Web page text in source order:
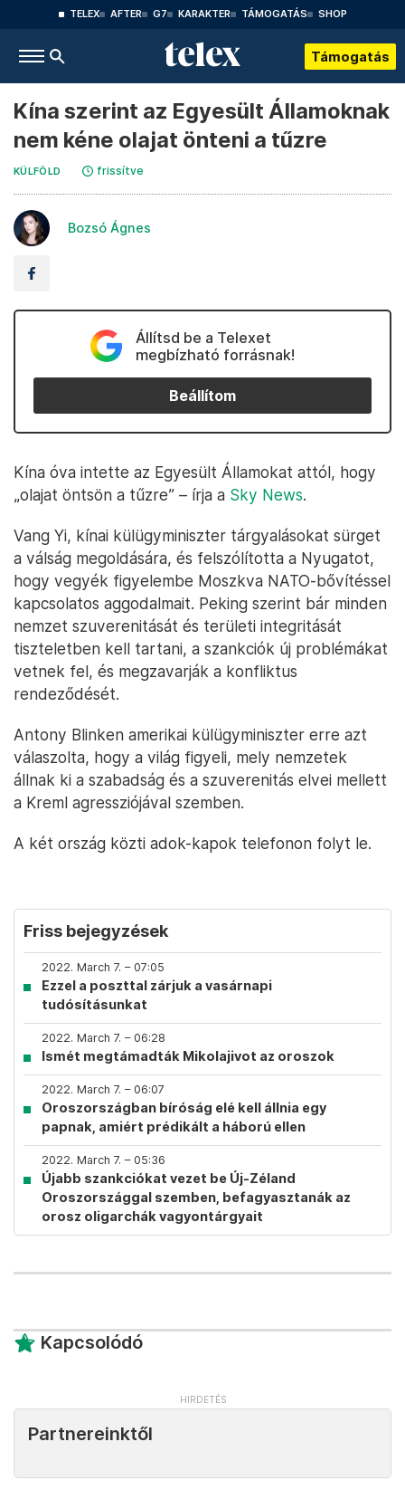
TELEX AFTER G7 KARAKTER TÁMOGATÁS SHOP
Támogatás
Kína szerint az Egyesült Államoknak
nem kéne olajat önteni a tűzre
KÜLFÖLD frissítve
Bozsó Ágnes
Állítsd be a Telexet
megbízható forrásnak!
Beállítom
Kína óva intette az Egyesült Államokat attól, hogy
„olajat öntsön a tűzre” – írja a Sky News.
Vang Yi, kínai külügyminiszter tárgyalásokat sürget
a válság megoldására, és felszólította a Nyugatot,
hogy vegyék figyelembe Moszkva NATO-bővítéssel
kapcsolatos aggodalmait. Peking szerint bár minden
nemzet szuverenitását és területi integritását
tiszteletben kell tartani, a szankciók új problémákat
vetnek fel, és megzavarják a konfliktus
rendeződését.
Antony Blinken amerikai külügyminiszter erre azt
válaszolta, hogy a világ figyeli, mely nemzetek
állnak ki a szabadság és a szuverenitás elvei mellett
a Kreml agressziójával szemben.
A két ország közti adok-kapok telefonon folyt le.
Friss bejegyzések
2022. March 7. – 07:05
Ezzel a poszttal zárjuk a vasárnapi
tudósításunkat
2022. March 7. – 06:28
Ismét megtámadták Mikolajivot az oroszok
2022. March 7. – 06:07
Oroszországban bíróság elé kell állnia egy
papnak, amiért prédikált a háború ellen
2022. March 7. – 05:36
Újabb szankciókat vezet be Új-Zéland
Oroszországgal szemben, befagyasztanák az
orosz oligarchák vagyontárgyait
Kapcsolódó
Partnereinktől